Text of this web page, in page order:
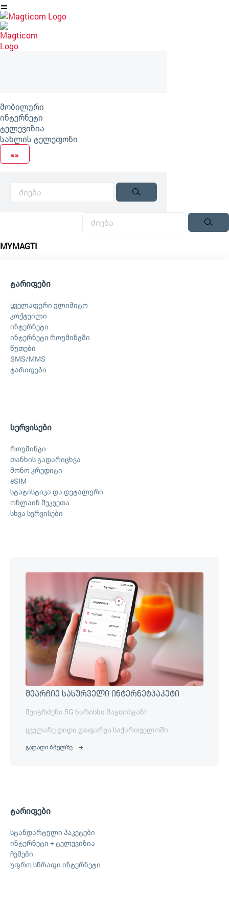
არტიკლზე
გადასვლა
მობილური
ინტერნეტი
ტელევიზია
სახლის ტელეფონი
MYMAGTI
ტარიფები
ყველაფერი ულიმიტო
კოქტეილი
ინტერნეტი
ინტერნეტი როუმინგში
წუთები
SMS/MMS
ტარიფები
სერვისები
როუმინგი
თანხის გადარიცხვა
მონო კრედიტი
eSIM
სტატისტიკა და დეტალური
ონლაინ შეკვეთა
სხვა სერვისები
შეარჩიე სასურველი ინტერნეტპაკეტი
შეიგრძენი 5G ხარისხი მაგთისგან!
ყველაზე დიდი დაფარვა საქართველოში.
გადადი ბმულზე
ტარიფები
სტანდარტული პაკეტები
ინტერნეტი + ტელევიზია
ჩემები
უფრო სწრაფი ინტერნეტი